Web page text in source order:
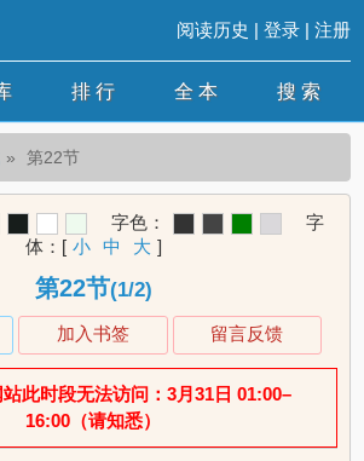
阅读历史 | 登录| 注册
排 行 全 本 搜 索
第22节
字色：
字
体： [ 小 中 大 ]
第22节(1/2)
加入书签 留言反馈
此时段无法访问：3月31日 01:00–
16:00（请知悉）